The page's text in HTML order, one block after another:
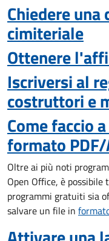
Chiedere una
cimiteriale
Ottenere
Iscriversi al
costruttori e
Come faccio
formato PDF/
Oltre ai più noti
Open Office, è
programmi gratuiti sia
salvare un file in